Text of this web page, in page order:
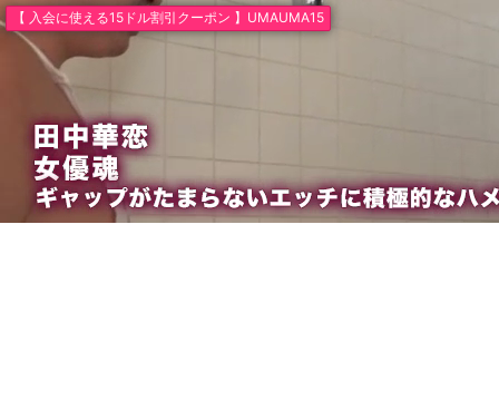
【 入会に使える15ドル割引クーポン 】UMAUMA15